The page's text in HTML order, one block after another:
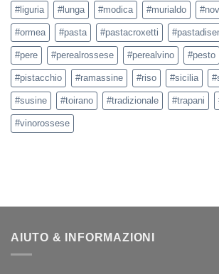
#liguria #lunga #modica #murialdo
#ormea #pasta #pastacroxetti
#pere #perealrossese #perealvino #pesto
#pistacchio #ramassine #riso #sicilia
#susine #toirano #tradizionale #trapani
#vinorossese
AIUTO & INFORMAZIONI